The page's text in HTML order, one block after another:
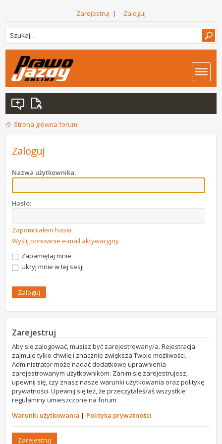
Zarejestruj | Zaloguj
Strona główna forum
Zaloguj
Nazwa użytkownika:
Hasło:
Zapomniałem hasła
Wyślij ponownie e-mail aktywacyjny
Zapamiętaj mnie
Ukryj mnie w tej sesji
Zarejestruj
Aby się zalogować, musisz być zarejestrowany/a. Rejestracja
zajmuje tylko chwilę i znacznie zwiększa Twoje możliwości.
Administrator może nadać dodatkowe uprawnienia
zarejestrowanym użytkownikom. Zanim się zarejestrujesz,
upewnij się, czy znasz nasze warunki użytkowania oraz politykę
prywatności. Upewnij się też, że przeczytałeś/aś wszystkie
regulaminy umieszczone na forum.
Warunki użytkowania | Polityka prywatności
Zarejestruj